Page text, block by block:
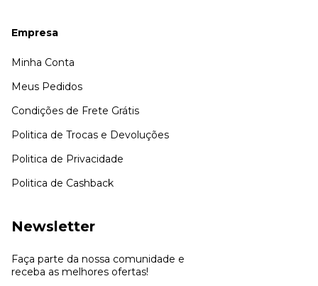
Empresa
Minha Conta
Meus Pedidos
Condições de Frete Grátis
Politica de Trocas e Devoluções
Politica de Privacidade
Politica de Cashback
Newsletter
Faça parte da nossa comunidade e
receba as melhores ofertas!